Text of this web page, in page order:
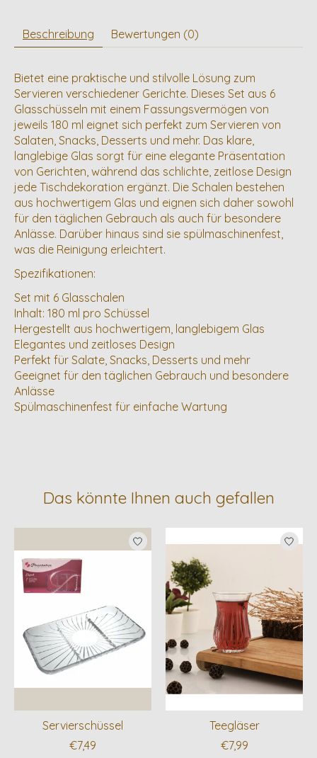
Beschreibung Bewertungen (0)
Bietet eine praktische und stilvolle Lösung zum
Servieren verschiedener Gerichte. Dieses Set aus 6
Glasschüsseln mit einem Fassungsvermögen von
jeweils 180 ml eignet sich perfekt zum Servieren von
Salaten, Snacks, Desserts und mehr. Das klare,
langlebige Glas sorgt für eine elegante Präsentation
von Gerichten, während das schlichte, zeitlose Design
jede Tischdekoration ergänzt. Die Schalen bestehen
aus hochwertigem Glas und eignen sich daher sowohl
für den täglichen Gebrauch als auch für besondere
Anlässe. Darüber hinaus sind sie spülmaschinenfest,
was die Reinigung erleichtert.
Spezifikationen:
Set mit 6 Glasschalen
Inhalt: 180 ml pro Schüssel
Hergestellt aus hochwertigem, langlebigem Glas
Elegantes und zeitloses Design
Perfekt für Salate, Snacks, Desserts und mehr
Geeignet für den täglichen Gebrauch und besondere
Anlässe
Spülmaschinenfest für einfache Wartung
Das könnte Ihnen auch gefallen
Produkt-Karussell-Artikel
Servierschüssel
€7,49
Teegläser
€7,99